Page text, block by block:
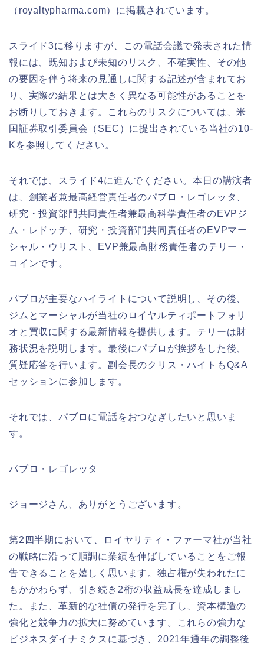
（royaltypharma.com）に掲載されています。
スライド3に移りますが、この電話会議で発表された情
報には、既知および未知のリスク、不確実性、その他
の要因を伴う将来の見通しに関する記述が含まれてお
り、実際の結果とは大きく異なる可能性があることを
お断りしておきます。これらのリスクについては、米
国証券取引委員会（SEC）に提出されている当社の10-
Kを参照してください。
それでは、スライド4に進んでください。本日の講演者
は、創業者兼最高経営責任者のパブロ・レゴレッタ、
研究・投資部門共同責任者兼最高科学責任者のEVPジ
ム・レドッチ、研究・投資部門共同責任者のEVPマー
シャル・ウリスト、EVP兼最高財務責任者のテリー・
コインです。
パブロが主要なハイライトについて説明し、その後、
ジムとマーシャルが当社のロイヤルティポートフォリ
オと買収に関する最新情報を提供します。テリーは財
務状況を説明します。最後にパブロが挨拶をした後、
質疑応答を行います。副会長のクリス・ハイトもQ&A
セッションに参加します。
それでは、パブロに電話をおつなぎしたいと思いま
す。
パブロ・レゴレッタ
ジョージさん、ありがとうございます。
第2四半期において、ロイヤリティ・ファーマ社が当社
の戦略に沿って順調に業績を伸ばしていることをご報
告できることを嬉しく思います。独占権が失われたに
もかかわらず、引き続き2桁の収益成長を達成しまし
た。また、革新的な社債の発行を完了し、資本構造の
強化と競争力の拡大に努めています。これらの強力な
ビジネスダイナミクスに基づき、2021年通年の調整後